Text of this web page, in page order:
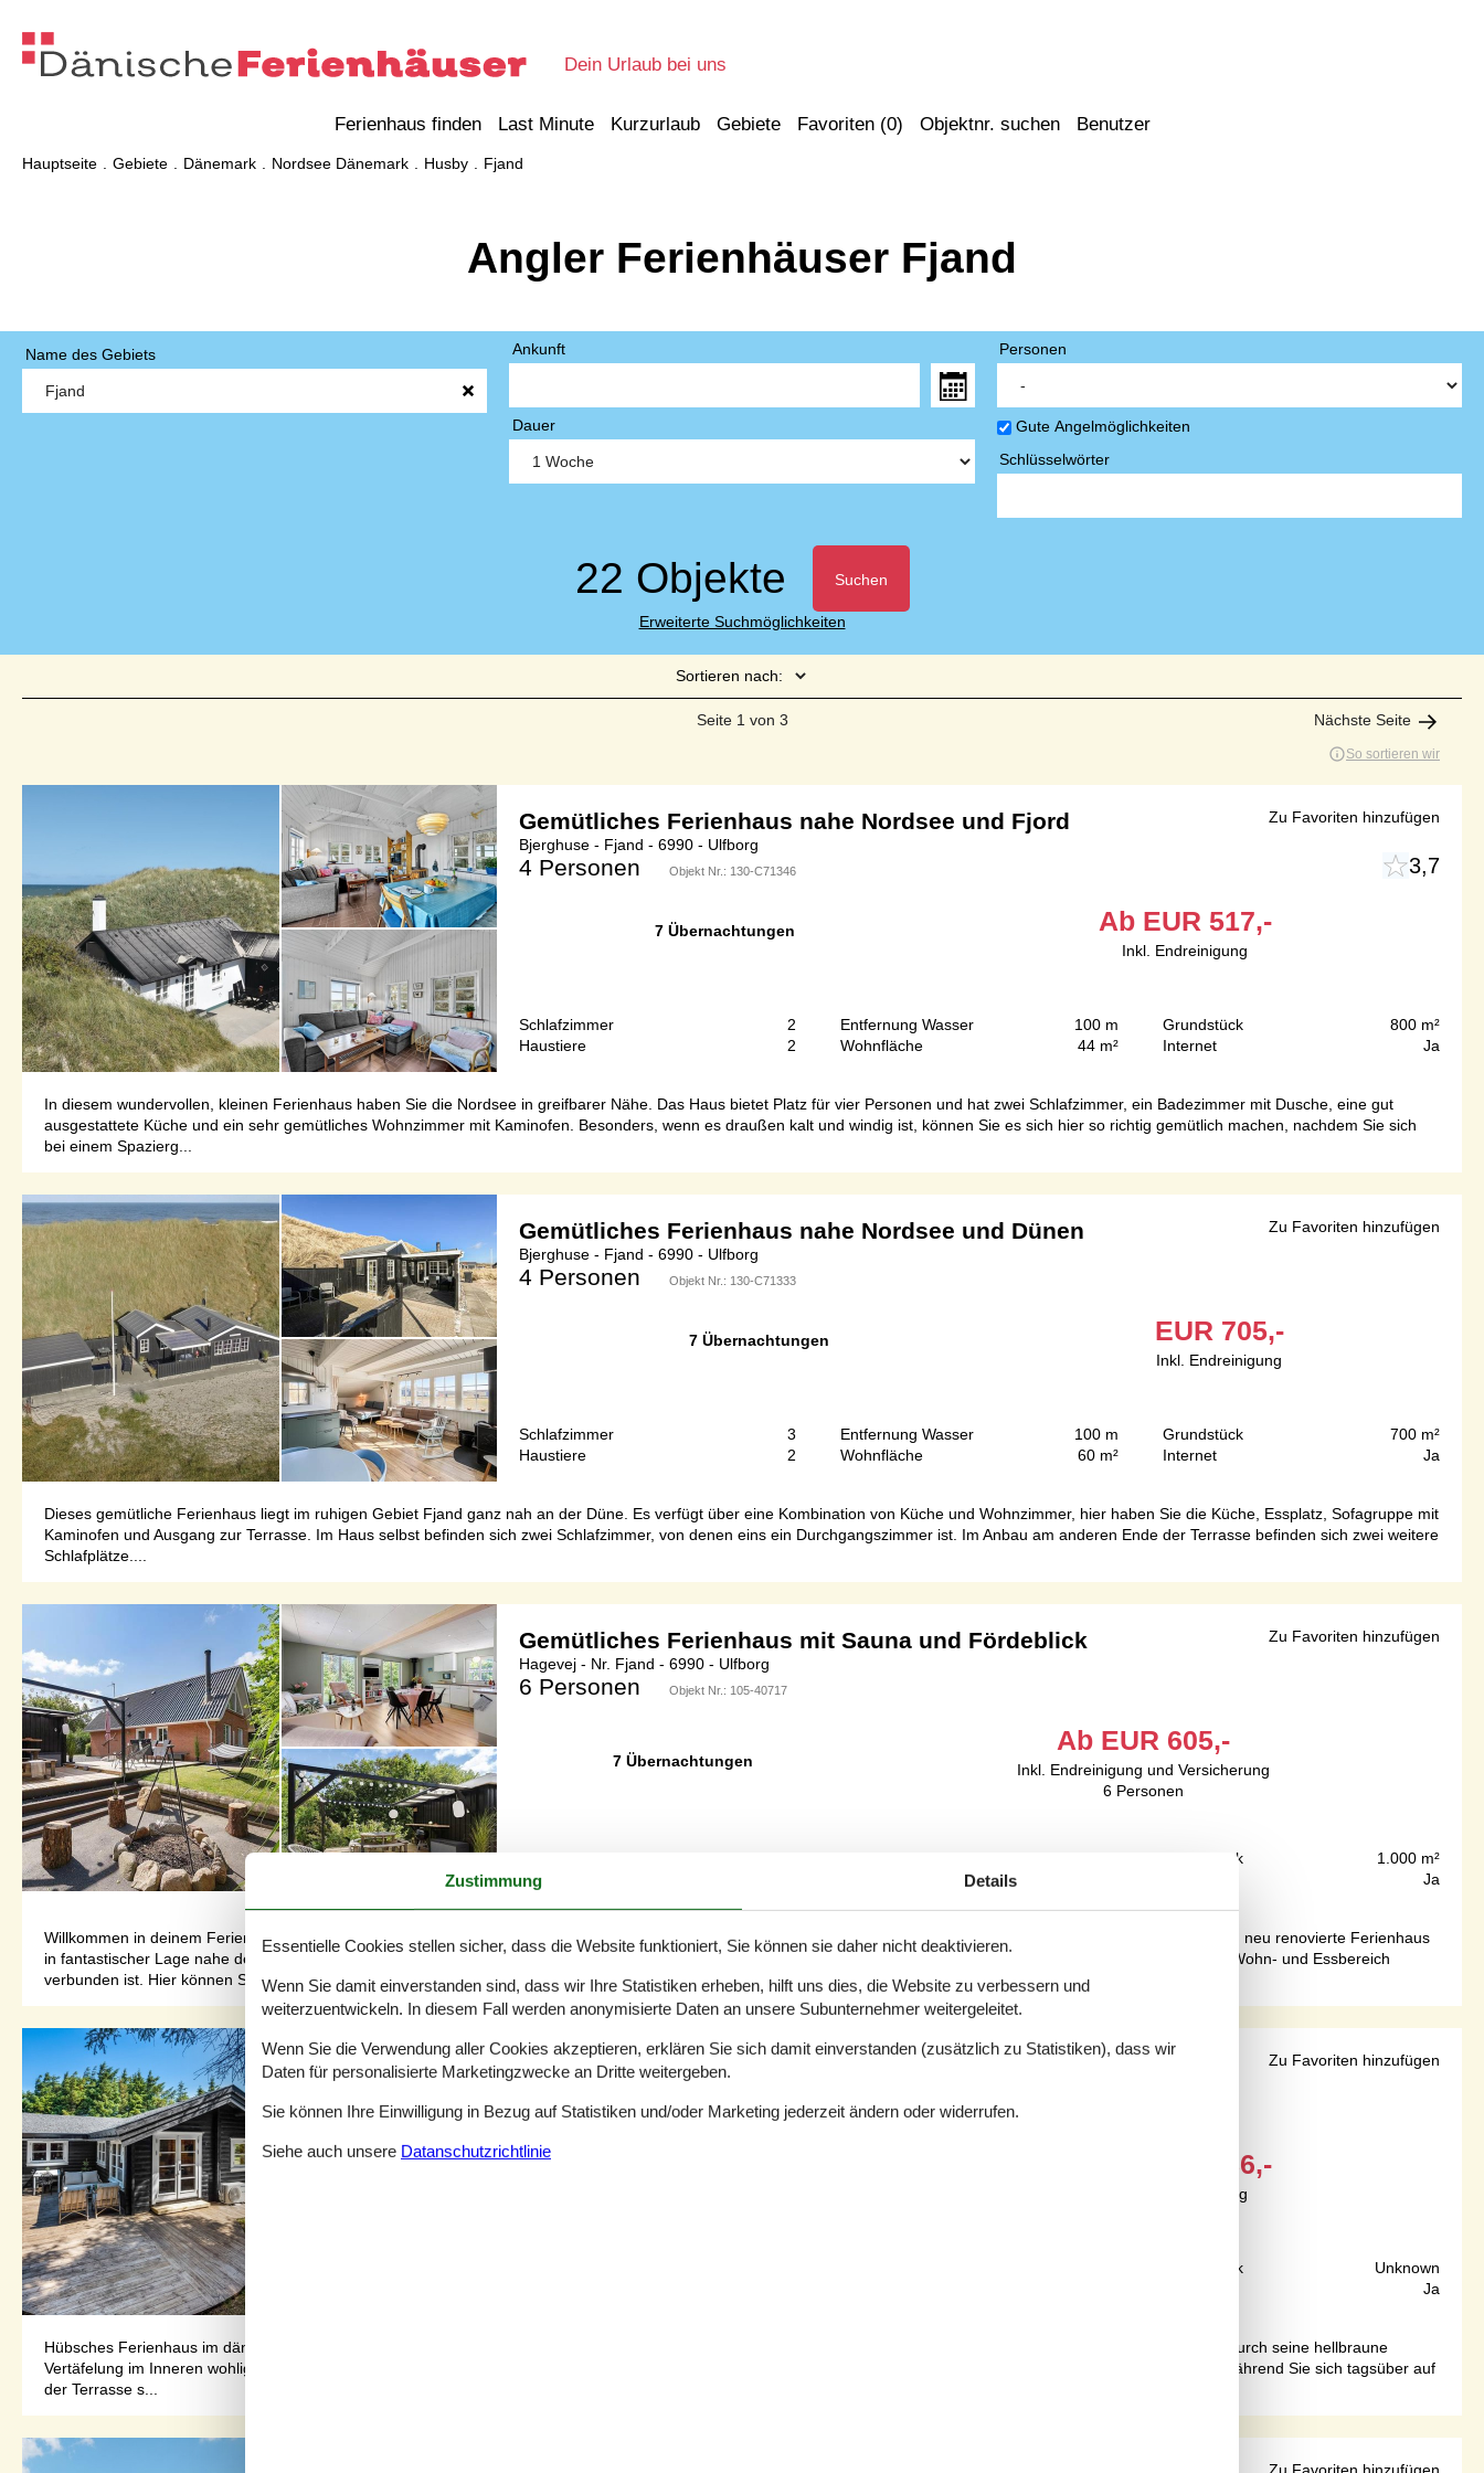
Dein Urlaub bei uns
Ferienhaus finden Last Minute Kurzurlaub Gebiete Favoriten (0) Objektnr. suchen Benutzer
Hauptseite Gebiete Dänemark Nordsee Dänemark Husby Fjand
Angler Ferienhäuser Fjand
Name des Gebiets Ankunft
Dauer
Personen
Gute Angelmöglichkeiten
Schlüsselwörter
22 Objekte Suchen
Erweiterte Suchmöglichkeiten
Sortieren nach:
Seite 1 von 3 Nächste Seite
So sortieren wir
Gemütliches Ferienhaus nahe Nordsee und Fjord
Bjerghuse - Fjand - 6990 - Ulfborg
4 Personen Objekt Nr.: 130-C71346 3,7
7 Übernachtungen Ab EUR 517,-
Inkl. Endreinigung
Schlafzimmer
2
Haustiere
2
Entfernung Wasser
100 m
Wohnfläche
44 m²
Grundstück
800 m²
Internet
Ja
In diesem wundervollen, kleinen Ferienhaus haben Sie die Nordsee in greifbarer Nähe. Das Haus bietet Platz für vier Personen und hat zwei Schlafzimmer, ein Badezimmer mit Dusche, eine gut
ausgestattete Küche und ein sehr gemütliches Wohnzimmer mit Kaminofen. Besonders, wenn es draußen kalt und windig ist, können Sie es sich hier so richtig gemütlich machen, nachdem Sie sich
bei einem Spazierg...
Zu Favoriten hinzufügen
Gemütliches Ferienhaus nahe Nordsee und Dünen
Bjerghuse - Fjand - 6990 - Ulfborg
4 Personen Objekt Nr.: 130-C71333
7 Übernachtungen EUR 705,-
Inkl. Endreinigung
Schlafzimmer
3
Haustiere
2
Entfernung Wasser
100 m
Wohnfläche
60 m²
Grundstück
700 m²
Internet
Ja
Dieses gemütliche Ferienhaus liegt im ruhigen Gebiet Fjand ganz nah an der Düne. Es verfügt über eine Kombination von Küche und Wohnzimmer, hier haben Sie die Küche, Essplatz, Sofagruppe mit
Kaminofen und Ausgang zur Terrasse. Im Haus selbst befinden sich zwei Schlafzimmer, von denen eins ein Durchgangszimmer ist. Im Anbau am anderen Ende der Terrasse befinden sich zwei weitere
Schlafplätze....
Zu Favoriten hinzufügen
Gemütliches Ferienhaus mit Sauna und Fördeblick
Hagevej - Nr. Fjand - 6990 - Ulfborg
6 Personen Objekt Nr.: 105-40717
7 Übernachtungen
Ab EUR 605,-
Inkl. Endreinigung und Versicherung
6 Personen
Haustiere
Grundstück
1.000 m²
Ja
Willkommen in deinem FerienhausTräumen Sie von dem perfekten Ferienhaus, in dem Komfort und Charme Hand in Hand gehen? Dann sollten Sie dieses wunderschöne, neu renovierte Ferienhaus
in fantastischer Lage nahe dem Fjord erleben.Im Erdgeschoss betreten Sie einen hellen und einladenden Raum, in dem die moderne Küche offen mit einem gemütlichen Wohn- und Essbereich
verbunden ist. Hier können Sie...
Zu Favoriten hinzufügen
Gemütliches Ferienhaus mit Kamin und Garten
Bjerghuse - Fjand - 6990 - Ulfborg
6 Personen Objekt Nr.:130-C71467
786,-
Inkl. Endreinigung
Grundstück
Unknown
Ja
Hübsches Ferienhaus im dänischen Stil.Erleben Sie mit Freunden, der Familie und dem Haustier einen herrlichen Urlaub an der Westküste Jütlands. Dieses Holzhaus ist durch seine hellbraune
Vertäfelung im Inneren wohlig und einladend. Hier können Sie mit Ihren Liebsten herrliche Stunden verbringen. Vor allem am Abend sorgt der Kamin für wohlige Wärme, während Sie sich tagsüber auf
der Terrasse s...
Zu Favoriten hinzufügen
Zu Favoriten hinzufügen
Zustimmung Details
Essentielle Cookies stellen sicher, dass die Website funktioniert, Sie können sie daher nicht deaktivieren.
Wenn Sie damit einverstanden sind, dass wir Ihre Statistiken erheben, hilft uns dies, die Website zu verbessern und
weiterzuentwickeln. In diesem Fall werden anonymisierte Daten an unsere Subunternehmer weitergeleitet.
Wenn Sie die Verwendung aller Cookies akzeptieren, erklären Sie sich damit einverstanden (zusätzlich zu Statistiken), dass wir
Daten für personalisierte Marketingzwecke an Dritte weitergeben.
Sie können Ihre Einwilligung in Bezug auf Statistiken und/oder Marketing jederzeit ändern oder widerrufen.
Siehe auch unsere Datanschutzrichtlinie